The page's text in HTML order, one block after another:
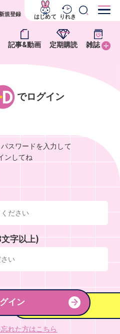
記事&動画 定期購読 雑誌
規登録 はじめて りれき
でログイン
スワードを入力して
ンしてね
字以上)
イン
れた方はこちら